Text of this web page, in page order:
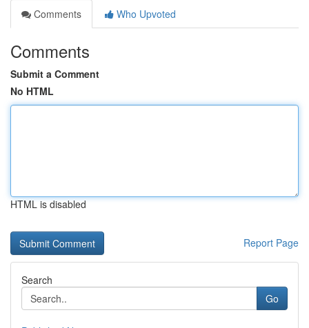
Comments
Who Upvoted
Comments
Submit a Comment
No HTML
HTML is disabled
Report Page
Search
Go